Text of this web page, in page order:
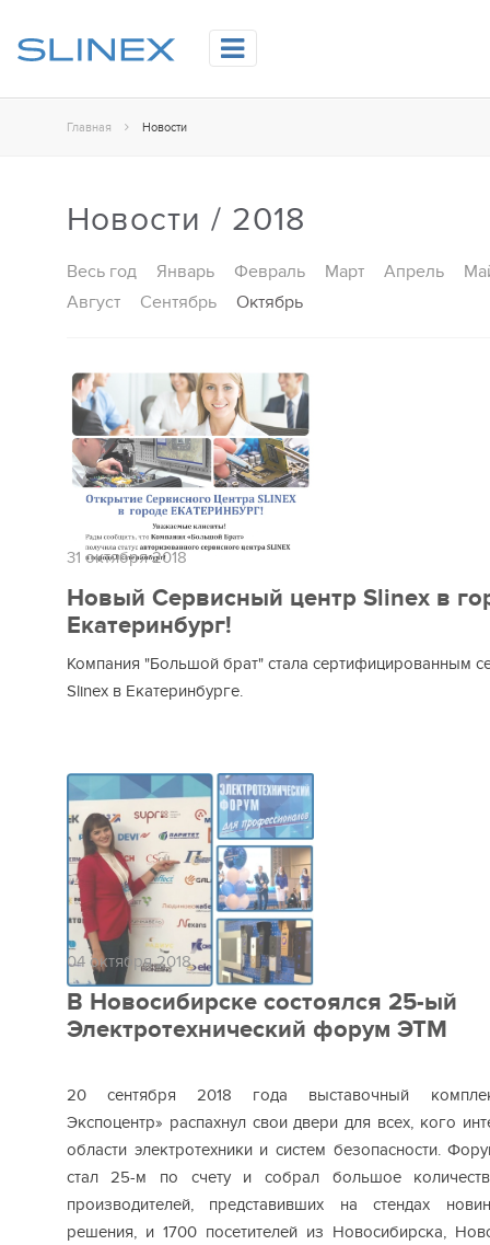
Главная Новости
Новости / 2018
Весь год Январь Февраль Март Апрель
Август
Сентябрь Октябрь
31 октября 2018
Новый Сервисный центр Slinex в
Екатеринбург!
Компания "Большой брат" стала сертифицированным
Slinex в Екатеринбурге.
04 октября 2018
В Новосибирске состоялся 25-ый
Электротехнический форум ЭТМ
20 сентября 2018 года выставочный
Экспоцентр» распахнул свои двери для всех, кого
области электротехники и систем безопасности.
стал 25-м по счету и собрал большое
производителей, представивших на стендах
решения, и 1700 посетителей из Новосибирска,